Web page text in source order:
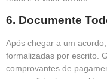
6. Documente
Após chegar a um
formalizadas por escrito.
comprovantes de